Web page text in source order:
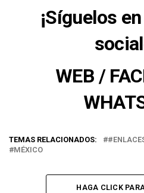
¡Síguelos
WEB /
TEMAS RELACIONADOS:
MÉXICO
HAGA CLICK